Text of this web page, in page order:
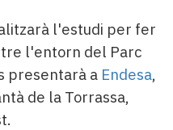
l'estudi per fer
l'entorn del Parc
presentarà a Endesa,
de la Torrassa,